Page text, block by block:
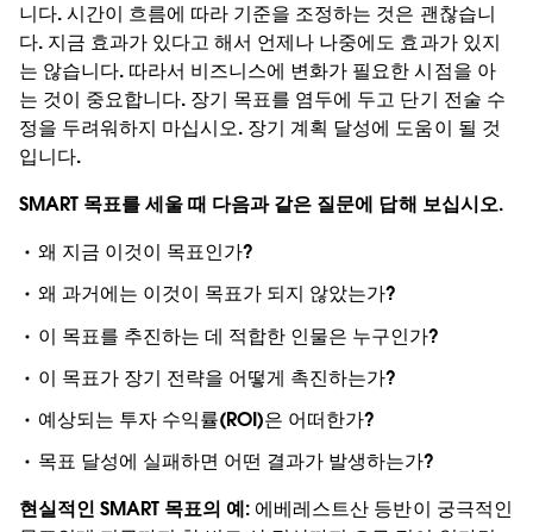
니다. 시간이 흐름에 따라 기준을 조정하는 것은 괜찮습니
다. 지금 효과가 있다고 해서 언제나 나중에도 효과가 있지
는 않습니다. 따라서 비즈니스에 변화가 필요한 시점을 아
는 것이 중요합니다. 장기 목표를 염두에 두고 단기 전술 수
정을 두려워하지 마십시오. 장기 계획 달성에 도움이 될 것
입니다.
SMART 목표를 세울 때 다음과 같은 질문에 답해 보십시오.
왜 지금 이것이 목표인가?
왜 과거에는 이것이 목표가 되지 않았는가?
이 목표를 추진하는 데 적합한 인물은 누구인가?
이 목표가 장기 전략을 어떻게 촉진하는가?
예상되는 투자 수익률(ROI)은 어떠한가?
목표 달성에 실패하면 어떤 결과가 발생하는가?
현실적인 SMART 목표의 예: 에베레스트산 등반이 궁극적인